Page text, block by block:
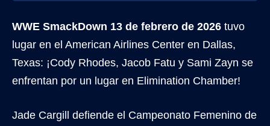
WWE SmackDown 13 de febrero de 2026 tuvo
lugar en el American Airlines Center en Dallas,
Texas: ¡Cody Rhodes, Jacob Fatu y Sami Zayn se
enfrentan por un lugar en Elimination Chamber!
Jade Cargill defiende el Campeonato Femenino de